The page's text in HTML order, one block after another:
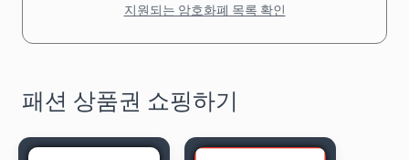
지원되는 암호화폐 목록 확인
패션 상품권 쇼핑하기